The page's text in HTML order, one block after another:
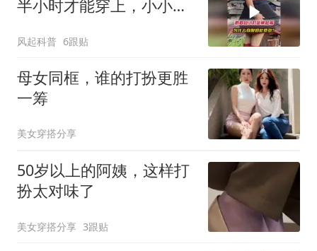
半小时才能穿上，小小短
风起科普 6跟贴
母女同框，谁的打扮更胜
一筹
美女穿搭分享
50岁以上的阿姨，这样打
扮太对味了
美女穿搭分享 3跟贴